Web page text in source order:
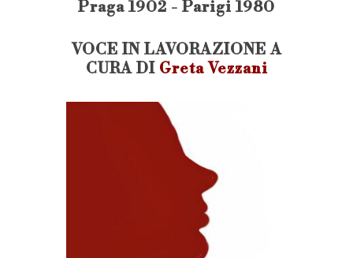
Praga 1902 - Parigi 1980
VOCE IN LAVORAZIONE A
CURA DI Greta Vezzani